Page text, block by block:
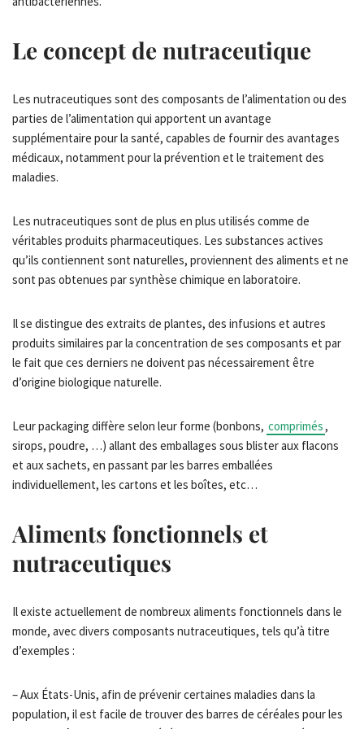
Le concept de nutraceutique
Les nutraceutiques sont des composants de l’alimentation ou des
parties de l’alimentation qui apportent un avantage
supplémentaire pour la santé, capables de fournir des avantages
médicaux, notamment pour la prévention et le traitement des
maladies.
Les nutraceutiques sont de plus en plus utilisés comme de
véritables produits pharmaceutiques. Les substances actives
qu’ils contiennent sont naturelles, proviennent des aliments et ne
sont pas obtenues par synthèse chimique en laboratoire.
Il se distingue des extraits de plantes, des infusions et autres
produits similaires par la concentration de ses composants et par
le fait que ces derniers ne doivent pas nécessairement être
d’origine biologique naturelle.
Leur packaging diffère selon leur forme (bonbons, comprimés ,
sirops, poudre, …) allant des emballages sous blister aux flacons
et aux sachets, en passant par les barres emballées
individuellement, les cartons et les boîtes, etc…
Aliments fonctionnels et
nutraceutiques
Il existe actuellement de nombreux aliments fonctionnels dans le
monde, avec divers composants nutraceutiques, tels qu’à titre
d’exemples :
– Aux États-Unis, afin de prévenir certaines maladies dans la
population, il est facile de trouver des barres de céréales pour les